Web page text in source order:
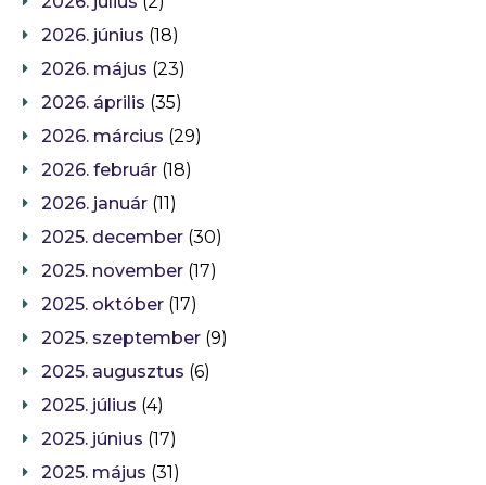
2026. június (18)
2026. május (23)
2026. április (35)
2026. március (29)
2026. február (18)
2026. január (11)
2025. december (30)
2025. november (17)
2025. október (17)
2025. szeptember (9)
2025. augusztus (6)
2025. július (4)
2025. június (17)
2025. május (31)